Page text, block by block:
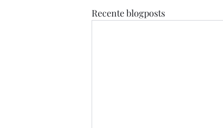
Recente blogposts